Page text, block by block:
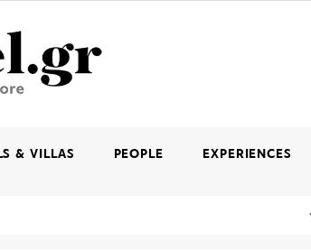
& VILLAS PEOPLE EXPERIENCES